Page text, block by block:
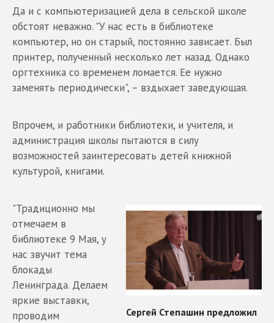
Да и с компьютеризацией дела в сельской школе
обстоят неважно. "У нас есть в библиотеке
компьютер, но он старый, постоянно зависает. Был
принтер, полученный несколько лет назад. Однако
оргтехника со временем ломается. Ее нужно
заменять периодически", – вздыхает заведующая.
Впрочем, и работники библиотеки, и учителя, и
администрация школы пытаются в силу
возможностей заинтересовать детей книжной
культурой, книгами.
"Традиционно мы
отмечаем в
библиотеке 9 Мая, у
нас звучит тема
блокады
Ленинграда. Делаем
яркие выставки,
проводим